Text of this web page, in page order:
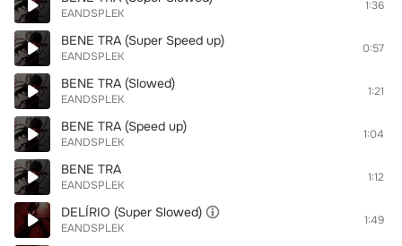
EANDSPLEK
1:36
BENE TRA (Super Speed up)
EANDSPLEK
0:57
BENE TRA (Slowed)
EANDSPLEK
1:21
BENE TRA (Speed up)
EANDSPLEK
1:04
BENE TRA
EANDSPLEK
1:12
DELÍRIO (Super Slowed)
EANDSPLEK
1:49